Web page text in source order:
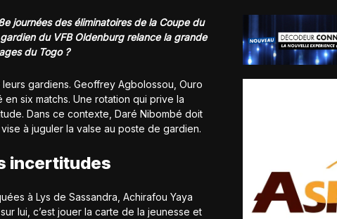
journées des éliminatoires de la Coupe du
du VFB Oldenburg relance la grande
du Togo ?
gardiens. Geoffrey Agbolossou, Ouro
six matchs. Une rotation qui prive la
Dans ce contexte, Daré Nibombé doit
à juguler la valse au poste de gardien.
incertitudes
à Lys de Sassandra, Achirafou Yaya
lui, c’est jouer la carte de la jeunesse et